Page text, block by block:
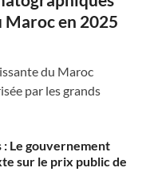
Maroc en 2025
du Maroc
par les grands
Le gouvernement
sur le prix public de